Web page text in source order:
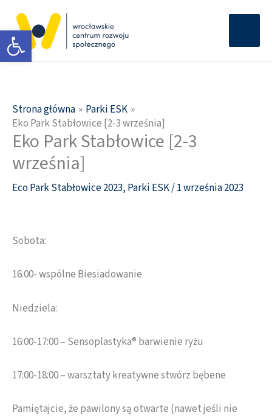
Otwórz pasek narzędzi
treści
Strona główna
Parki ESK
Eko Park Stabłowice [2-3 września]
Eko Park Stabłowice [2-3
września]
Eco Park Stabłowice 2023, Parki ESK/1 września 2023
Sobota:
16.00- wspólne Biesiadowanie
Niedziela:
16:00-17:00 – Sensoplastyka® barwienie ryżu
17:00-18:00 – warsztaty kreatywne stwórz bębene
Pamiętajcie, że pawilony są otwarte (nawet jeśli nie